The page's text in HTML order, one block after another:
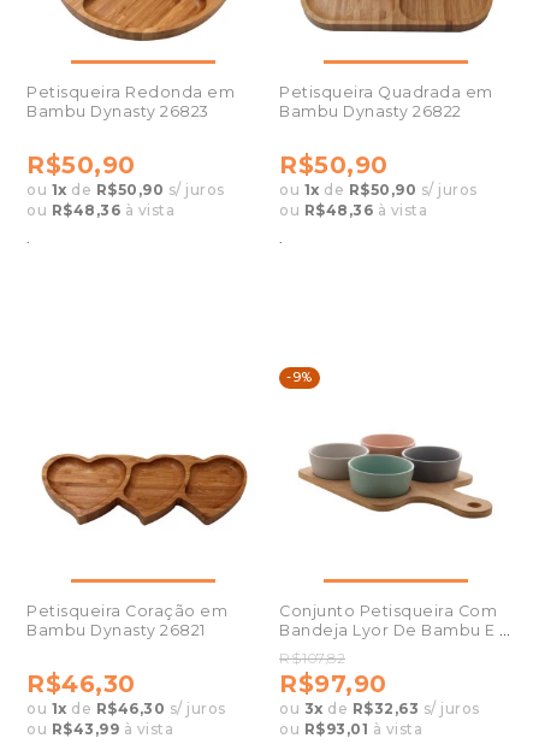
Petisqueira Redonda em
Bambu Dynasty 26823
R$50,90
ou 1x de R$50,90 s/ juros
ou R$48,36 à vista
.
Petisqueira Quadrada em
Bambu Dynasty 26822
R$50,90
ou 1x de R$50,90 s/ juros
ou R$48,36 à vista
.
Petisqueira Coração em
Bambu Dynasty 26821
R$46,30
ou 1x de R$46,30 s/ juros
ou R$43,99 à vista
-9%
Conjunto Petisqueira Com
Bandeja Lyor De Bambu E 4
Peças
R$107,82
R$97,90
ou 3x de R$32,63 s/ juros
ou R$93,01 à vista